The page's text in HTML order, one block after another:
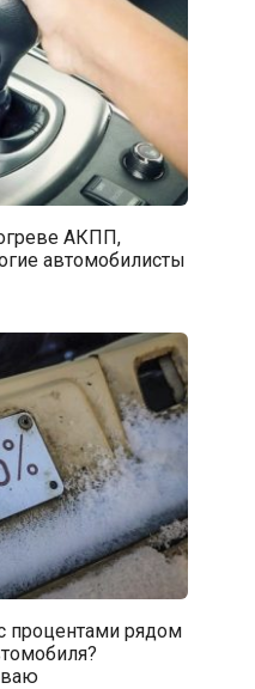
АКПП,
автомобилисты
процентами рядом